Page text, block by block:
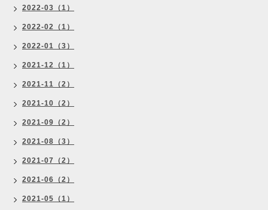
2022-03（1）
2022-02（1）
2022-01（3）
2021-12（1）
2021-11（2）
2021-10（2）
2021-09（2）
2021-08（3）
2021-07（2）
2021-06（2）
2021-05（1）